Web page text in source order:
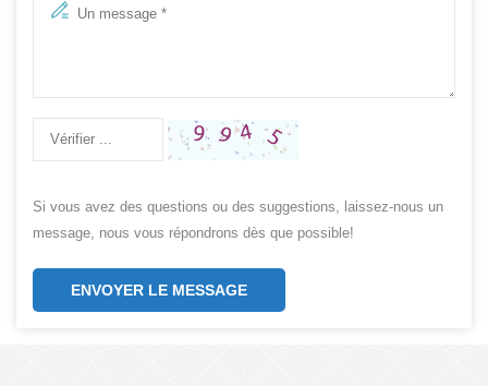
Si vous avez des questions ou des suggestions, laissez-nous un
message, nous vous répondrons dès que possible!
ENVOYER LE MESSAGE